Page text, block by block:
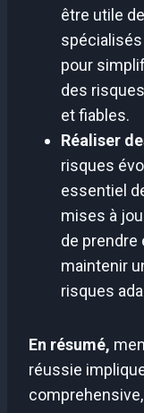
être utile
pour
des
et fiables.
Réaliser
risques
essentiel
mises à
de
maintenir
risques
En résumé,
réussie